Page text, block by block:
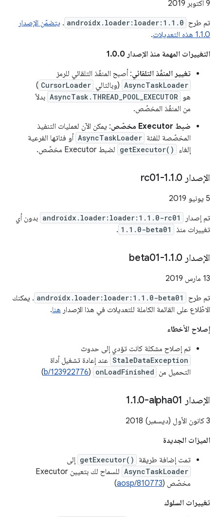
‫9 أكتوبر 2019
تم طرح androidx.loader:loader:1.1.0
. يتضمّن الإصدار
1.1.0 هذه التعديلات
.
التغييرات المهمة منذ الإصدار 1.0.0
تغيير المنفّذ التلقائي: أصبح المنفّذ التلقائي للرمز
AsyncTaskLoader (وبالتالي CursorLoader
)
هو
AsyncTask.THREAD_POOL_EXECUTOR بدلاً
من المنفّذ المخصّص.
ضبط Executor مخصّص
: يمكن الآن لعمليات التنفيذ
المخصّصة للفئة AsyncTaskLoader أو فئاتها الفرعية
إلغاء
getExecutor() لضبط Executor مخصّص.
الإصدار 1 .1.0-rc01
‫5 يونيو 2019
تم إصدار
androidx.loader:loader:1.1.0-rc01 بدون أي
تغييرات منذ
1.1.0-beta01
.
الإصدار 1 .1.0-beta01
‫13 مارس 2019
تم طرح
androidx.loader:loader:1.1.0-beta01 . يمكنك
الاطّلاع على القائمة الكاملة للتعديلات في هذا الإصدار هنا.
إصلاح الأخطاء
تم إصلاح مشكلة كانت تؤدي إلى حدوث
StaleDataException عند إعادة تشغيل أداة
التحميل من onLoadFinished
(
b/123922776
)
الإصدار ‎1 .1.0-alpha01
‫3 كانون الأول (ديسمبر) 2018
الميزات الجديدة
تمت إضافة طريقة
getExecutor() إلى
AsyncTaskLoader
للسماح لك بتعيين Executor
مخصّص (aosp/810773
)
تغييرات السلوك